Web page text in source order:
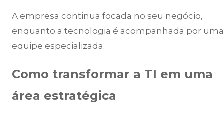
A empresa continua focada no seu negócio,
enquanto a tecnologia é acompanhada por uma
equipe especializada.
Como transformar a TI em uma
área estratégica